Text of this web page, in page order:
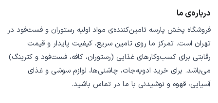
درباره‌ی ما
فروشگاه پخش پارسه تامین‌کننده‌ی مواد اولیه رستوران و فست‌فود در
تهران است. تمرکز ما روی تامین سریع، کیفیت پایدار و قیمت
رقابتی برای کسب‌وکارهای غذایی (رستوران، کافه، فست‌فود و کترینگ)
می‌باشد. برای خرید ادویه‌جات، چاشنی‌ها، لوازم سوشی و غذای
آسیایی، قهوه و نوشیدنی با ما در تماس باشید.